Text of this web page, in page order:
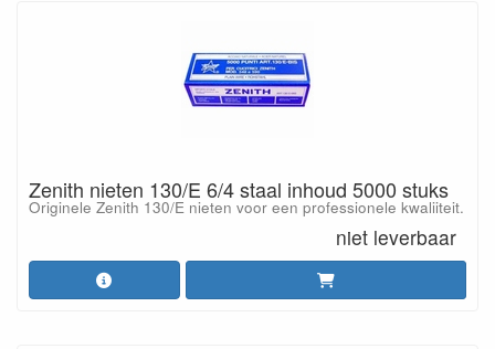
Zenith nieten 130/E 6/4 staal inhoud 5000 stuks
Originele Zenith 130/E nieten voor een professionele kwaliiteit.
niet leverbaar